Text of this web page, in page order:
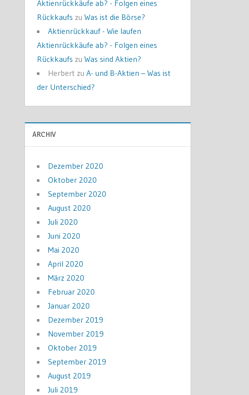
Aktienrückkäufe ab? - Folgen eines
Rückkaufs zuWas ist die Börse?
Aktienrückkauf - Wie laufen
Aktienrückkäufe ab? - Folgen eines
Rückkaufs zuWas sind Aktien?
Herbert zuA- und B-Aktien – Was ist
der Unterschied?
ARCHIV
Dezember 2020
Oktober 2020
September 2020
August 2020
Juli 2020
Juni 2020
Mai 2020
April 2020
März 2020
Februar 2020
Januar 2020
Dezember 2019
November 2019
Oktober 2019
September 2019
August 2019
Juli 2019